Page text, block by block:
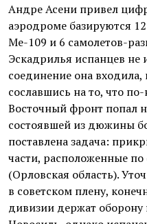
Андре Асени привел
аэродроме базируются
Ме-109 и 6 самолетов-
Эскадрилья испанцев не
соединение она
сославшись на то, что
Восточный фронт попал
состоявшей из дюжины
поставлена задача:
части, расположенные
(Орловская область).
в советском плену,
дивизии держат оборону